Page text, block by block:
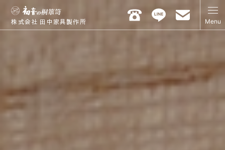
株式会社 田中家具製作所 Menu